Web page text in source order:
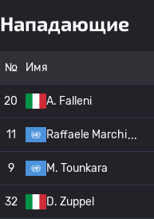
Нападающие
№ Имя
20 A. Falleni
11 Raffaele Marchi
9 M. Tounkara
32 D. Zuppel